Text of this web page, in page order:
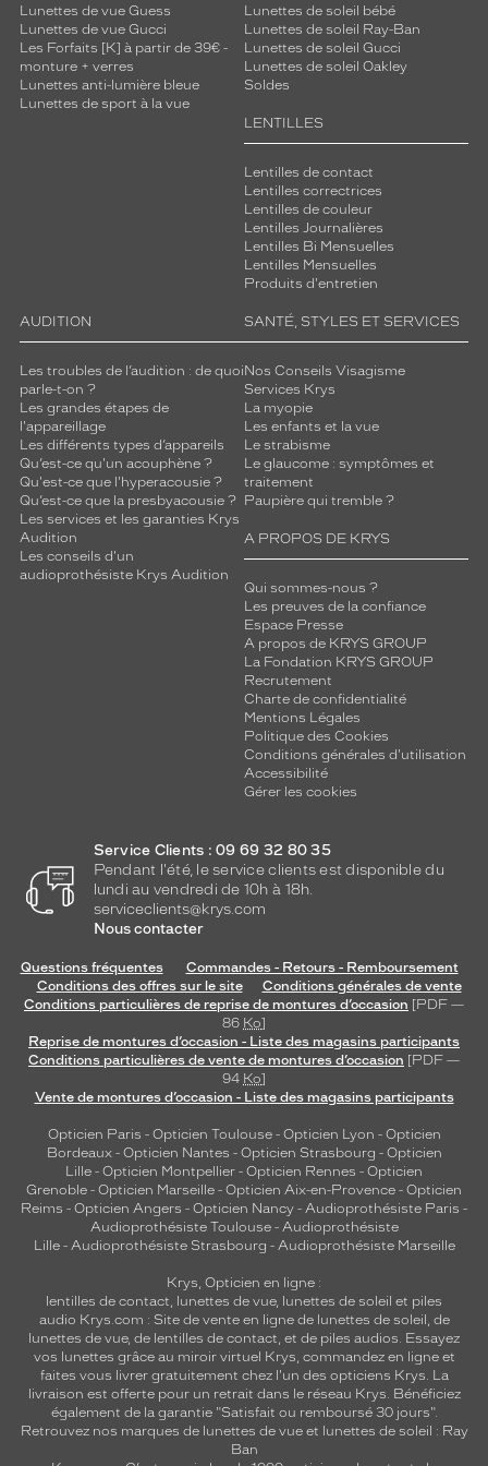
Lunettes de vue Guess
Lunettes de vue Gucci
Les Forfaits [K] à partir de 39€ -
monture + verres
Lunettes anti-lumière bleue
Lunettes de sport à la vue
Lunettes de soleil bébé
Lunettes de soleil Ray-Ban
Lunettes de soleil Gucci
Lunettes de soleil Oakley
Soldes
LENTILLES
Lentilles de contact
Lentilles correctrices
Lentilles de couleur
Lentilles Journalières
Lentilles Bi Mensuelles
Lentilles Mensuelles
Produits d'entretien
AUDITION
Les troubles de l’audition : de quoi
parle-t-on ?
Les grandes étapes de
l'appareillage
Les différents types d’appareils
Qu’est-ce qu'un acouphène ?
Qu'est-ce que l'hyperacousie ?
Qu’est-ce que la presbyacousie ?
Les services et les garanties Krys
Audition
Les conseils d'un
audioprothésiste Krys Audition
SANTÉ, STYLES ET SERVICES
Nos Conseils Visagisme
Services Krys
La myopie
Les enfants et la vue
Le strabisme
Le glaucome : symptômes et
traitement
Paupière qui tremble ?
A PROPOS DE KRYS
Qui sommes-nous ?
Les preuves de la confiance
Espace Presse
A propos de KRYS GROUP
La Fondation KRYS GROUP
Recrutement
Charte de confidentialité
Mentions Légales
Politique des Cookies
Conditions générales d'utilisation
Accessibilité
Gérer les cookies
Service Clients : 09 69 32 80 35
Pendant l'été, le service clients est disponible du
lundi au vendredi de 10h à 18h.
serviceclients@krys.com
Nous contacter
Questions fréquentes
Commandes - Retours - Remboursement
Conditions des offres sur le site
Conditions générales de vente
Conditions particulières de reprise de montures d’occasion [PDF —
86 Ko]
Reprise de montures d’occasion - Liste des magasins participants
Conditions particulières de vente de montures d’occasion [PDF —
94 Ko]
Vente de montures d’occasion - Liste des magasins participants
Opticien Paris - Opticien Toulouse- Opticien Lyon - Opticien
Bordeaux- Opticien Nantes - Opticien Strasbourg - Opticien
Lille - Opticien Montpellier - Opticien Rennes - Opticien
Grenoble - Opticien Marseille - Opticien Aix-en-Provence - Opticien
Reims - Opticien Angers - Opticien Nancy - Audioprothésiste Paris -
Audioprothésiste Toulouse- Audioprothésiste
Lille- Audioprothésiste Strasbourg - Audioprothésiste Marseille
Krys, Opticien en ligne :
lentilles de contact, lunettes de vue, lunettes de soleil et piles
audio Krys.com : Site de vente en ligne de lunettes de soleil, de
lunettes de vue, de lentilles de contact, et de piles audios. Essayez
vos lunettes grâce au miroir virtuel Krys, commandez en ligne et
faites vous livrer gratuitement chez l'un des opticiens Krys. La
livraison est offerte pour un retrait dans le réseau Krys. Bénéficiez
également de la garantie "Satisfait ou remboursé 30 jours".
Retrouvez nos marques de lunettes de vue et lunettes de soleil : Ray
Ban